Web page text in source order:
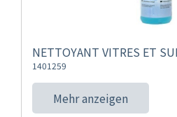
NETTOYANT VITRES ET
1401259
Mehr anzeigen